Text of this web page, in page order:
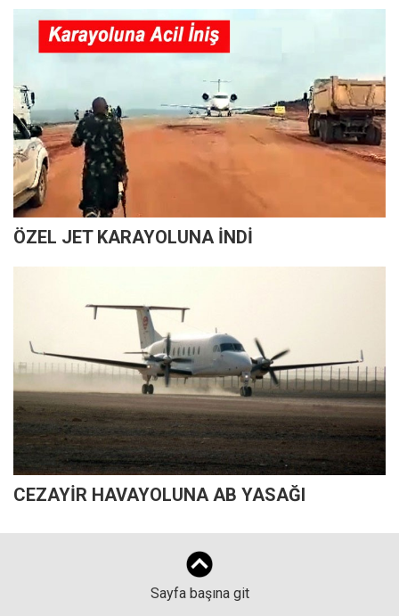
ÖZEL JET KARAYOLUNA İNDİ
CEZAYİR HAVAYOLUNA AB YASAĞI
Sayfa başına git